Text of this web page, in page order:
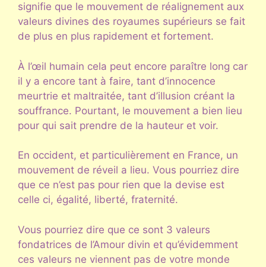
signifie que le mouvement de réalignement aux
valeurs divines des royaumes supérieurs se fait
de plus en plus rapidement et fortement.
À l’œil humain cela peut encore paraître long car
il y a encore tant à faire, tant d’innocence
meurtrie et maltraitée, tant d’illusion créant la
souffrance. Pourtant, le mouvement a bien lieu
pour qui sait prendre de la hauteur et voir.
En occident, et particulièrement en France, un
mouvement de réveil a lieu. Vous pourriez dire
que ce n’est pas pour rien que la devise est
celle ci, égalité, liberté, fraternité.
Vous pourriez dire que ce sont 3 valeurs
fondatrices de l’Amour divin et qu’évidemment
ces valeurs ne viennent pas de votre monde